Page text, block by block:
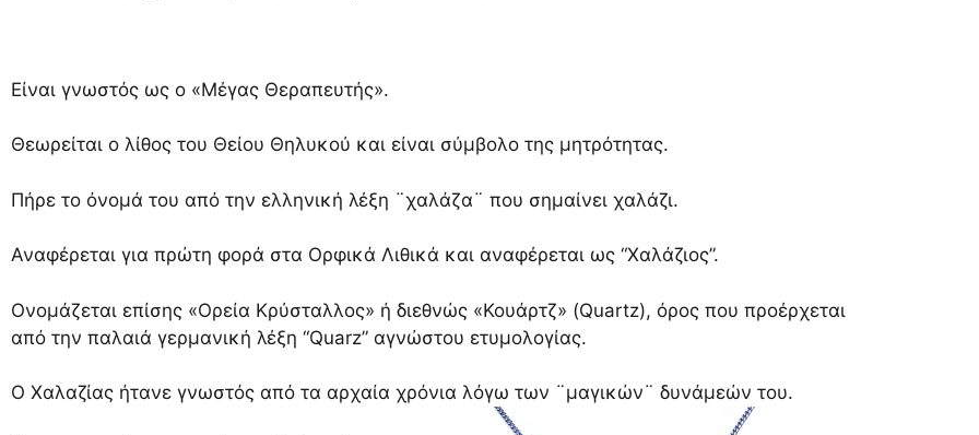
Είναι γνωστός ως ο «Μέγας Θεραπευτής».
Θεωρείται ο λίθος του Θείου Θηλυκού και είναι σύμβολο της μητρότητας.
Πήρε το όνομά του από την ελληνική λέξη ¨χαλάζα¨ που σημαίνει χαλάζι.
Αναφέρεται για πρώτη φορά στα Ορφικά Λιθικά και αναφέρεται ως “Χαλάζιος”.
Ονομάζεται επίσης «Ορεία Κρύσταλλος» ή διεθνώς «Κουάρτζ» (Quartz), όρος που προέρχεται
από την παλαιά γερμανική λέξη “Quarz” αγνώστου ετυμολογίας.
Ο Χαλαζίας ήτανε γνωστός από τα αρχαία χρόνια λόγω των ¨μαγικών¨ δυνάμεών του.